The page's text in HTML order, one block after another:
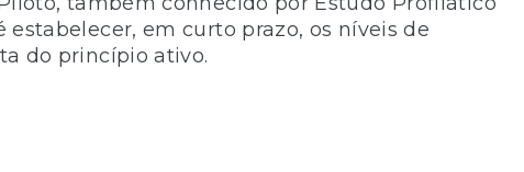
estabelecer, em curto prazo, os níveis de
do princípio ativo.